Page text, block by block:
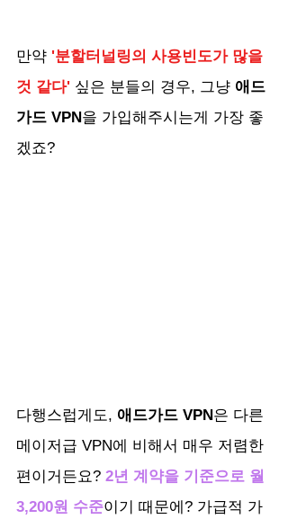
만약 '분할터널링의 사용빈도가 많을
것 같다' 싶은 분들의 경우, 그냥 애드
가드 VPN을 가입해주시는게 가장 좋
겠죠?
다행스럽게도, 애드가드 VPN 은 다른
메이저급 VPN에 비해서 매우 저렴한
편이거든요? 2년 계약을 기준으로 월
3,200원 수준이기 때문에? 가급적 가